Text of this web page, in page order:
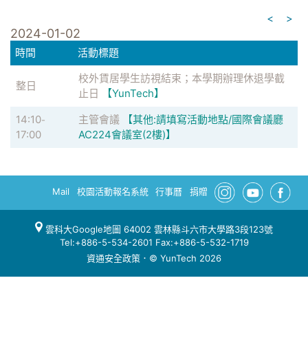
<
>
2024-01-02
時間 活動標題
整日
校外賃居學生訪視結束；本學期辦理休退學截
止日
【YunTech】
14:10-
17:00
主管會議
【其他:請填寫活動地點/國際會議廳
AC224會議室(2樓)】
Mail 校園活動報名系統 行事曆 捐贈
雲科大Google地圖 64002 雲林縣斗六市大學路3段123號
Tel:+886-5-534-2601 Fax:+886-5-532-1719
資通安全政策 ．© YunTech 2026